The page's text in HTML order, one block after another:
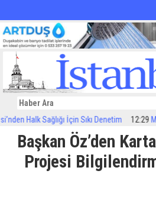
Sağlığı İçin Sıkı Denetim 12:29
Başkan Öz’den
Projesi